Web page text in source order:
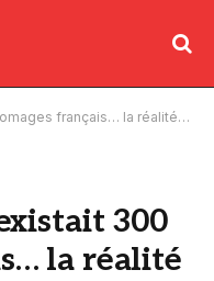
la réalité est bien plus impressionnante
300
la réalité